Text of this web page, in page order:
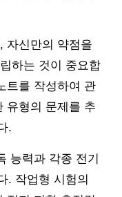
자신만의 약점을
하는 것이 중요합
트를 작성하여 관
유형의 문제를 추
.
능력과 각종 전기
. 작업형 시험의